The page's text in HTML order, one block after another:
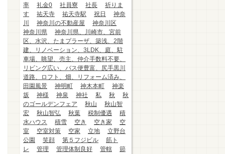
率
礼金0 社員寮 社長
祈りま
す
祐天寺 祐天寺駅 祝日
神奈
川
神奈川の不動産屋
神奈川区
神奈川県
神奈川県、川崎市、宮前
区、水沢、たまプラーザ、築浅、2階
建、リノベーション、3LDK、庭、駐
車場、眺望、売主、仲介手数料不要、
リビング広い、バス便豊富、尻手黒川
道路、ロフト、畑、リフォーム済み、
田園風景
神明町 神木本町
神楽
坂
神様 神泉 神社 私 秋
秋
のゴールデンフェア
秋山
秋山智
宏
秋山智弘 秋葉 税制優遇
積
水ハウス
積雪 空き 空き家
空
室
空室対策 空家 立地
立野台
公園
笑顔 第５フジビル
筋ト
レ
管理 管理体制良好 管轄
節